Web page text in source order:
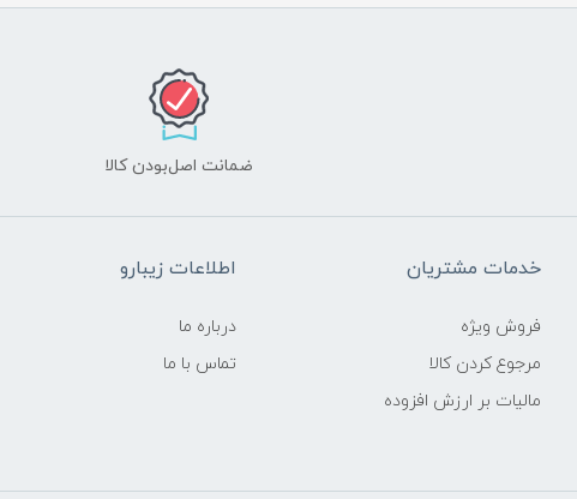
ضمانت اصل‌بودن کالا
خدمات مشتریان
فروش ویژه
مرجوع کردن کالا
مالیات بر ارزش افزوده
اطلاعات زیبارو
درباره ما
تماس با ما